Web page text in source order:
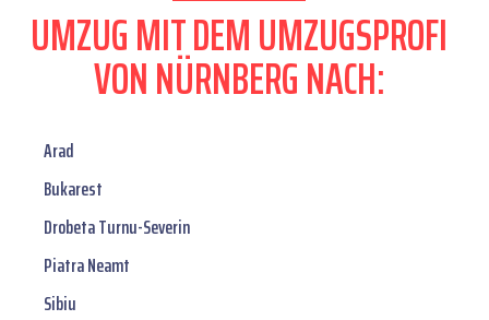
UMZUG MIT DEM UMZUGSPROFI
VON NÜRNBERG NACH:
Arad
Bukarest
Drobeta Turnu-Severin
Piatra Neamt
Sibiu